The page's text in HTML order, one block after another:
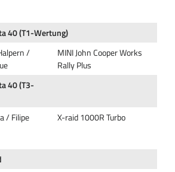
40 (T1-Wertung)
/
MINI John Cooper Works
Rally Plus
40 (T3-
/ Filipe
X-raid 1000R Turbo